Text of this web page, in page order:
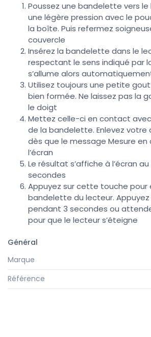
Poussez une bandelette vers
une légère pression avec le
la boîte. Puis refermez
couvercle
Insérez la bandelette dans le
respectant le sens indiqué par
s’allume alors
Utilisez toujours une petite
bien formée. Ne laissez pas la
le doigt
Mettez celle-ci en contact
de la bandelette. Enlevez votre
dès que le message Mesure en
l’écran
Le résultat s’affiche à l’écran
secondes
Appuyez sur cette touche pour
bandelette du lecteur. Appuyez
pendant 3 secondes ou
pour que le lecteur s’éteigne
Général
Marque
Référence